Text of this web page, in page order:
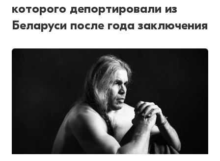
которого депортировали из
Беларуси после года заключения